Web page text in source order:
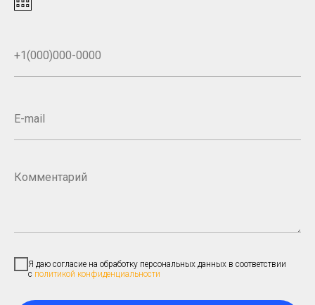
Я даю согласие на обработку персональных данных в соответствии
с политикой конфиденциальности